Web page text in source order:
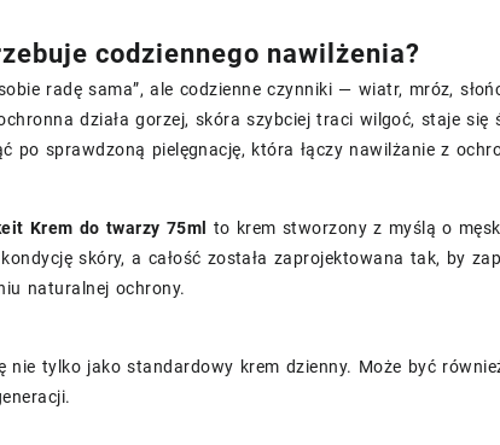
codziennego nawilżenia?
radę sama”, ale codzienne czynniki — wiatr, mróz,
działa gorzej, skóra szybciej traci wilgoć, staje się
po sprawdzoną pielęgnację, która łączy nawilżanie z
Krem do twarzy 75ml
to krem stworzony z myślą o
skóry, a całość została zaprojektowana tak, by
naturalnej ochrony.
tylko jako standardowy krem dzienny. Może być